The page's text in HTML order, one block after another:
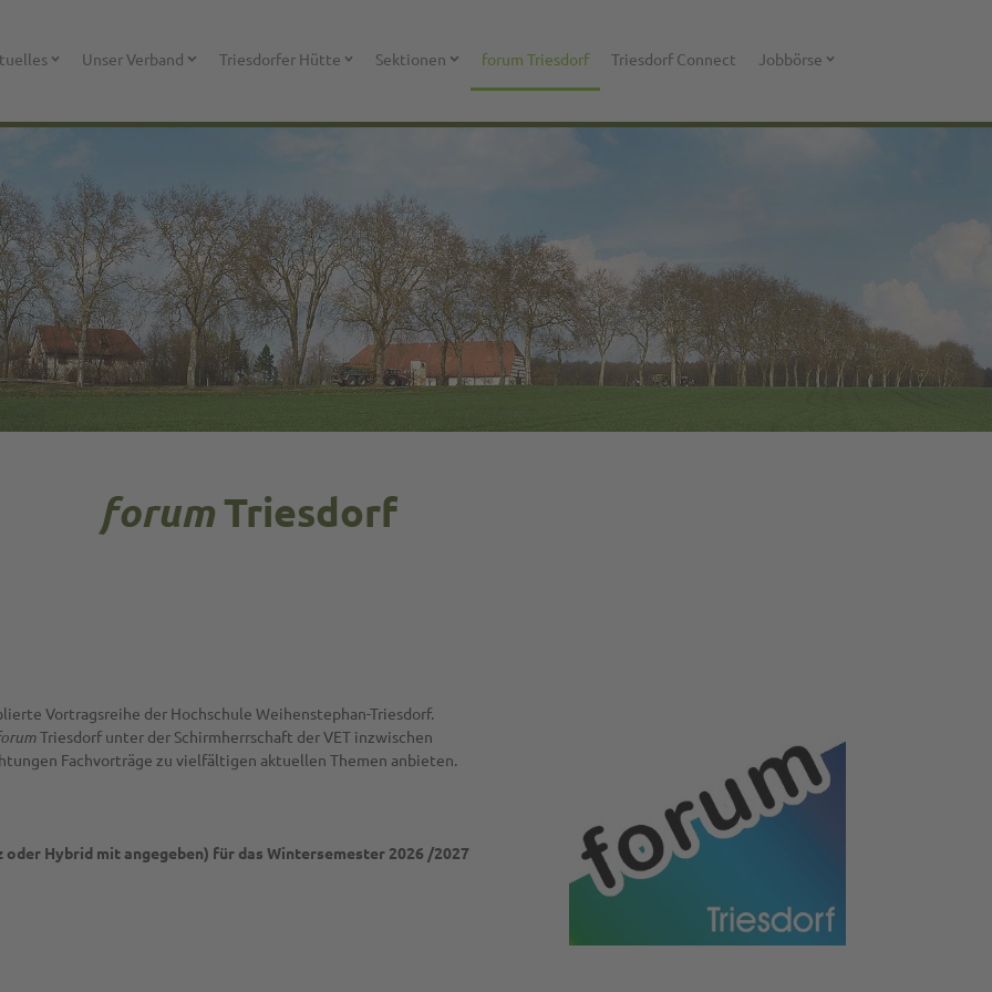
Unser Verband Triesdorfer Hütte Sektionen forum Triesdorf Triesdorf Connect Jobbörse
forumTriesdorf
Vortragsreihe der Hochschule Weihenstephan-Triesdorf.
Triesdorf unter der Schirmherrschaft der VET inzwischen
Fachvorträge zu vielfältigen aktuellen Themen anbieten.
Hybrid mit angegeben) für das Wintersemester 2026 /2027